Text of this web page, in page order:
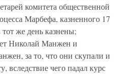
комитета общественной
Марбефа, казненного 17
же день казнены;
Николай Манжен и
за то, что они скупали и
вследствие чего падал курс